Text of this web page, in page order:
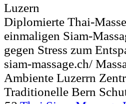
Luzern
Diplomierte Thai-
einmaligen Siam-
gegen Stress zum
siam-massage.ch/
Ambiente Luzerrn
Traditionelle Bern